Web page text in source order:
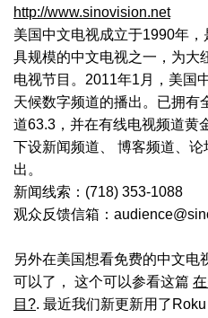
http://www.sinovision.net
美国中文电视成立于1990年
具规模的中文电视之一，为大
电视节目。2011年1月，美国
天候数字频道的播出。已拥有
道63.3，并在有线电视频道黄
下设新闻频道、 博客频道、
出。
新闻线索：(718) 353-1088
观众反馈信箱：
另外在美国想看免费的中文电
可以了， 这个可以参看这篇
目?. 最近我们新更新用了